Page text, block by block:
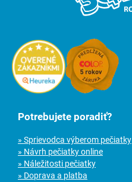
Potrebujete poradiť?
» Sprievodca výberom pečiatky
» Návrh pečiatky online
» Náležitosti pečiatky
» Doprava a platba